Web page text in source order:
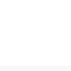
कैओलिनिट शामिल हैं।